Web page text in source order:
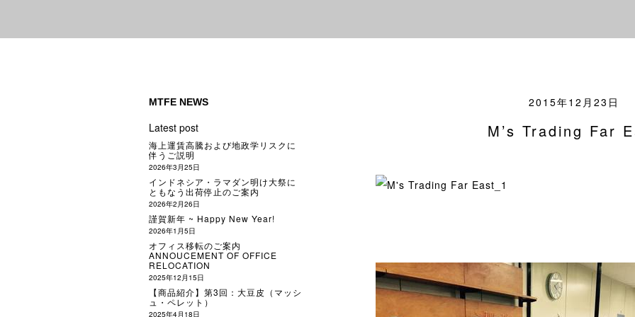
2015年12月23日
M’s Trading Far
MTFE NEWS
Latest post
海上運賃高騰および地政学リスクに
伴うご説明
2026年3月25日
インドネシア・ラマダン明け大祭に
ともなう出荷停止のご案内
2026年2月26日
謹賀新年 ~ Happy New Year!
2026年1月5日
オフィス移転のご案内
ANNOUCEMENT OF OFFICE
RELOCATION
2025年12月15日
【商品紹介】第3回：大豆皮（マッシ
ュ・ペレット）
2025年4月18日